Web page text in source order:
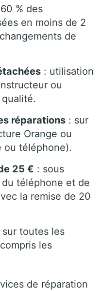
% des
en moins de 2
de
: utilisation
ou
réparations : sur
Orange ou
ou téléphone).
25 € : sous
téléphone et de
la remise de 20
sur toutes les
les
de réparation